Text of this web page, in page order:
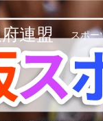
連盟 スポー